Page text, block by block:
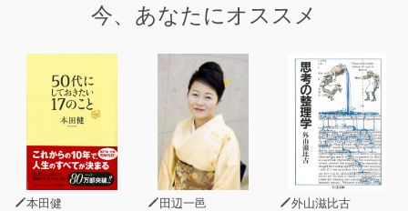
みつろう meets BASHAR
目の前の「現実」は100%その人が創り上げている
■あなたのワクワクより信じられるナビゲーターなんてあ
るのだろうか?
簡単すぎて、できないこと
今、あなたにオススメ
本田健 田辺一邑 外山滋比古